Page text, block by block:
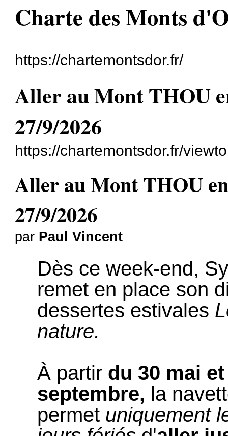
Charte des Monts
https://chartemontsdor.fr/
Aller au Mont THOU
27/9/2026
https://chartemontsdor.fr/
Aller au Mont THOU
27/9/2026
par Paul Vincent
Dès ce week-end,
remet en place son
dessertes estivales
nature.
À partir du 30 mai
septembre, la
permet uniquement